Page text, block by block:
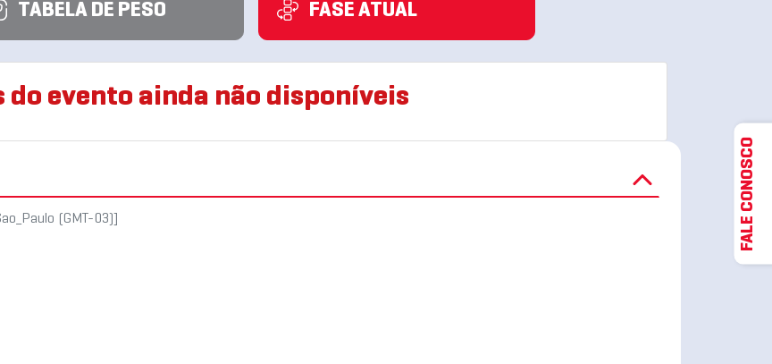
TABELA DE PESO FASE ATUAL
do evento ainda não disponíveis
(GMT-03)] FALE CONOSCO